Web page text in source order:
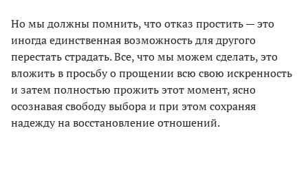
Но мы должны помнить, что отказ простить — это
иногда единственная возможность для другого
перестать страдать. Все, что мы можем сделать, это
вложить в просьбу о прощении всю свою искренность
и затем полностью прожить этот момент, ясно
осознавая свободу выбора и при этом сохраняя
надежду на восстановление отношений.